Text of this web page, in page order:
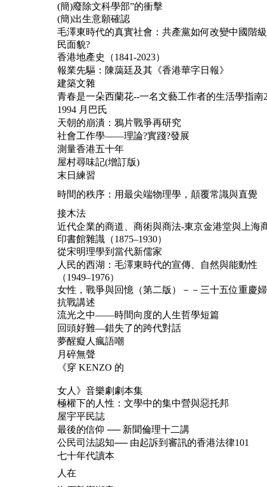
(簡)廢除文科學部”的衝擊
(簡)出生意願確認
毛澤東時代的真實社會：共產黨如何改變中國階
民面貌?
香港地產史（1841-2023）
報業先驅：陳藹廷及其《香港華字日報》
建築文雜
青春是一朵西蘭花--一名文藝工作者的生活學指南
1994 月巴氏
天朝的崩潰：鴉片戰爭再研究
社會工作學——理論?實踐?發展
測量香港五十年
屋村尋味記(增訂版)
末日練習
時間的秩序：用最尖端物理學，顛覆常識與直覺
接木法
近代企業的商道、商術與商法-東京金港堂與上海
印書館雜識（1875–1930）
從宋明理學到當代新儒家
人民的西湖：毛澤東時代的宣傳、自然與能動性
（1949–1976）
女性，戰爭與回憶（第二版）－－三十五位重慶
抗戰講述
流光之中——時間向度的人生哲學短篇
回頭好難—錯失了的跨代對話
夢醒癡人瘋語嘲
月碎無聲
《穿 KENZO 的
女人》音樂劇劇本集
極權下的人性：文學中的集中營與惡托邦
屋宇平民誌
最後的信仰 ── 新聞倫理十二講
公民司法認知── 由起訴到審訊的香港法律101
七十年代讀本
人在